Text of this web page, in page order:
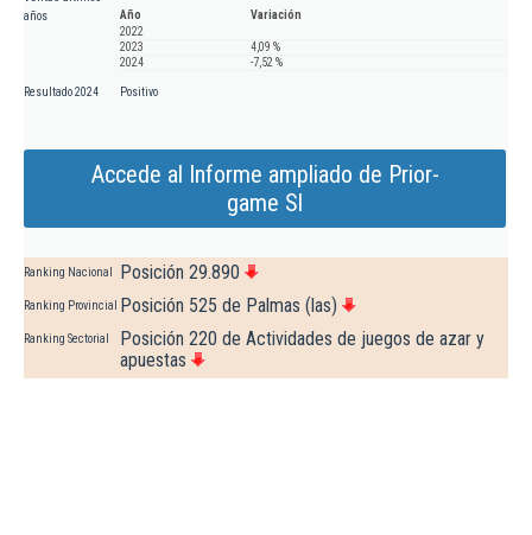
años
Año
Variación
2022
2023
4,09 %
2024
-7,52 %
Resultado 2024 Positivo
Accede al Informe ampliado de Prior-
game Sl
Ranking Nacional Posición 29.890
Ranking Provincial Posición 525 de Palmas (las)
Ranking Sectorial
Posición 220 de Actividades de juegos de azar y
apuestas